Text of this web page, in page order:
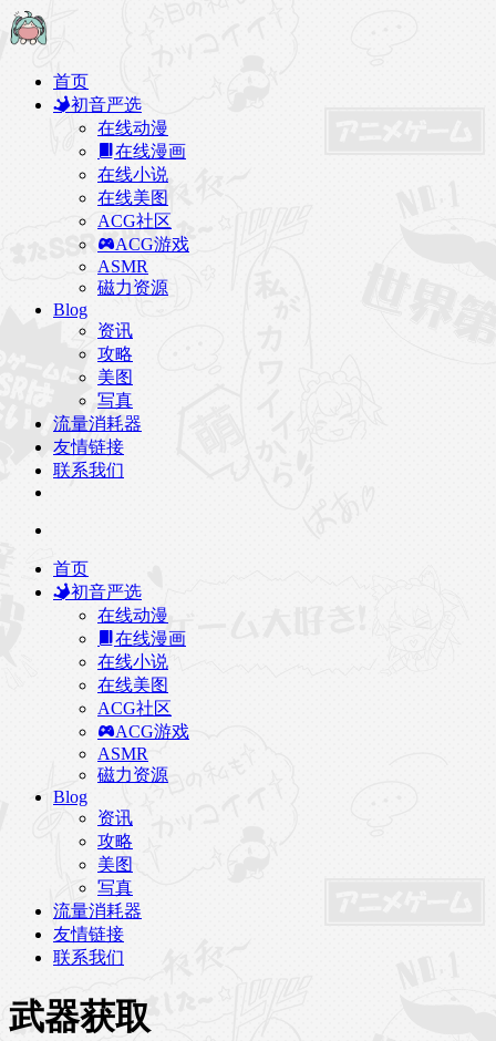
首页
初音严选
在线动漫
在线漫画
在线小说
在线美图
ACG社区
ACG游戏
ASMR
磁力资源
Blog
资讯
攻略
美图
写真
流量消耗器
友情链接
联系我们
首页
初音严选
在线动漫
在线漫画
在线小说
在线美图
ACG社区
ACG游戏
ASMR
磁力资源
Blog
资讯
攻略
美图
写真
流量消耗器
友情链接
联系我们
武器获取